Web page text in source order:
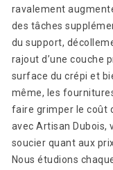
ravalement
des tâches
du support,
rajout d’une couche
surface du crépi et
même, les
faire grimper le coût
avec Artisan Dubois,
soucier quant aux
Nous étudions